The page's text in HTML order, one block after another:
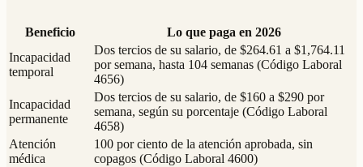
Beneficio
Lo que paga en 2026
Incapacidad
temporal
Dos tercios de su salario, de $264.61 a $1,764.11
por semana, hasta 104 semanas (Código Laboral
4656)
Incapacidad
permanente
Dos tercios de su salario, de $160 a $290 por
semana, según su porcentaje (Código Laboral
4658)
Atención
médica
100 por ciento de la atención aprobada, sin
copagos (Código Laboral 4600)